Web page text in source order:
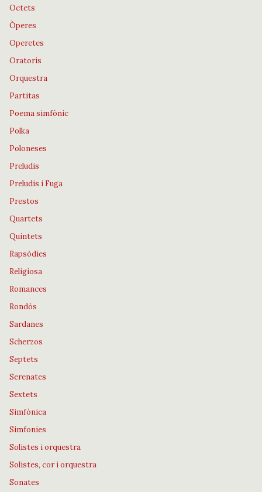
Octets
Òperes
Operetes
Oratoris
Orquestra
Partitas
Poema simfònic
Polka
Poloneses
Preludis
Preludis i Fuga
Prestos
Quartets
Quintets
Rapsòdies
Religiosa
Romances
Rondós
Sardanes
Scherzos
Septets
Serenates
Sextets
Simfònica
Simfonies
Solistes i orquestra
Solistes, cor i orquestra
Sonates